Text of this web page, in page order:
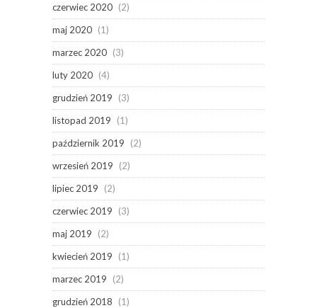
czerwiec 2020 (2)
maj 2020 (1)
marzec 2020 (3)
luty 2020 (4)
grudzień 2019
(3)
listopad 2019
(1)
październik 2019
(2)
wrzesień 2019
(2)
lipiec 2019
(2)
czerwiec 2019
(3)
maj 2019
(2)
kwiecień 2019
(1)
marzec 2019
(2)
grudzień 2018
(1)